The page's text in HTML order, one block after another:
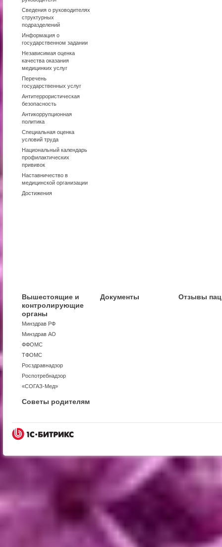
Сведения о руководителях
структурных
подразделений
Информация о
государственном задании
Независимая оценка
качества оказания
медицинких услуг
Перечень
государственных услуг
Антитеррористическая
безопасность
Антикоррупционная
политика
Специальная оценка
условий труда
Национальный календарь
профилактических
прививок
Наставничество в
медицинской организации
Достижения
Вышестоящие и
контролирующие
органы
Минздрав РФ
Минздрав АО
ФФОМС
ТФОМС
Росздравнадзор
Роспотребнадзор
«СОГАЗ-Мед»
Документы Отзывы
Советы родителям